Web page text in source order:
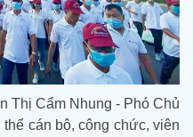
Thị Cẩm Nhung - Phó Chủ
cán bộ, công chức, viên